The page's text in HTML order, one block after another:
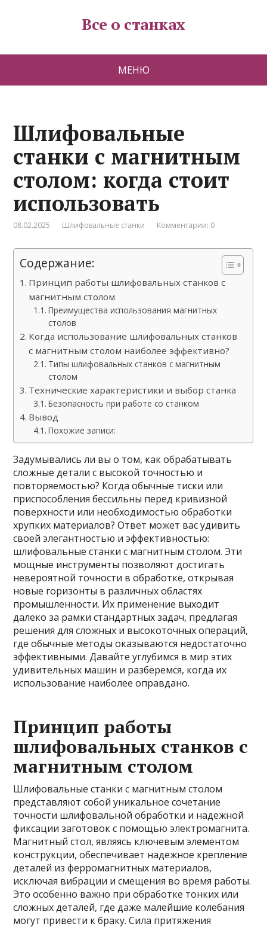
Все о станках
МЕНЮ
Шлифовальные
станки с магнитным
столом: когда стоит
использовать
08.02.2025 Шлифовальные станки Комментарии: 0
Содержание:
Принцип работы шлифовальных станков с
магнитным столом
Преимущества использования магнитных
столов
Когда использование шлифовальных станков
с магнитным столом наиболее эффективно?
Типы шлифовальных станков с магнитным
столом
Технические характеристики и выбор станка
Безопасность при работе со станком
Вывод
Похожие записи:
Задумывались ли вы о том, как обрабатывать
сложные детали с высокой точностью и
повторяемостью? Когда обычные тиски или
приспособления бессильны перед кривизной
поверхности или необходимостью обработки
хрупких материалов? Ответ может вас удивить
своей элегантностью и эффективностью:
шлифовальные станки с магнитным столом. Эти
мощные инструменты позволяют достигать
невероятной точности в обработке, открывая
новые горизонты в различных областях
промышленности. Их применение выходит
далеко за рамки стандартных задач, предлагая
решения для сложных и высокоточных операций,
где обычные методы оказываются недостаточно
эффективными. Давайте углубимся в мир этих
удивительных машин и разберемся, когда их
использование наиболее оправдано.
Принцип работы
шлифовальных станков с
магнитным столом
Шлифовальные станки с магнитным столом
представляют собой уникальное сочетание
точности шлифовальной обработки и надежной
фиксации заготовок с помощью электромагнита.
Магнитный стол, являясь ключевым элементом
конструкции, обеспечивает надежное крепление
деталей из ферромагнитных материалов,
исключая вибрации и смещения во время работы.
Это особенно важно при обработке тонких или
сложных деталей, где даже малейшие колебания
могут привести к браку. Сила притяжения